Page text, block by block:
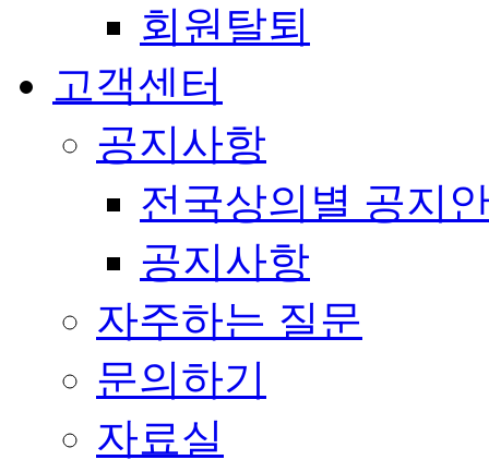
회원탈퇴
고객센터
공지사항
전국상의별 공지
공지사항
자주하는 질문
문의하기
자료실